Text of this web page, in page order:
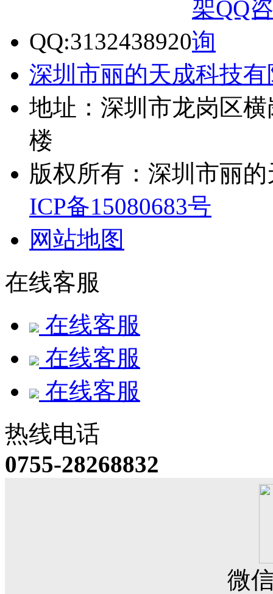
QQ:3132438920
深圳市丽的天成科技
地址：深圳市龙岗区
楼
版权所有：深圳市丽
ICP备15080683号
网站地图
在线客服
在线客服
在线客服
在线客服
热线电话
0755-28268832
微